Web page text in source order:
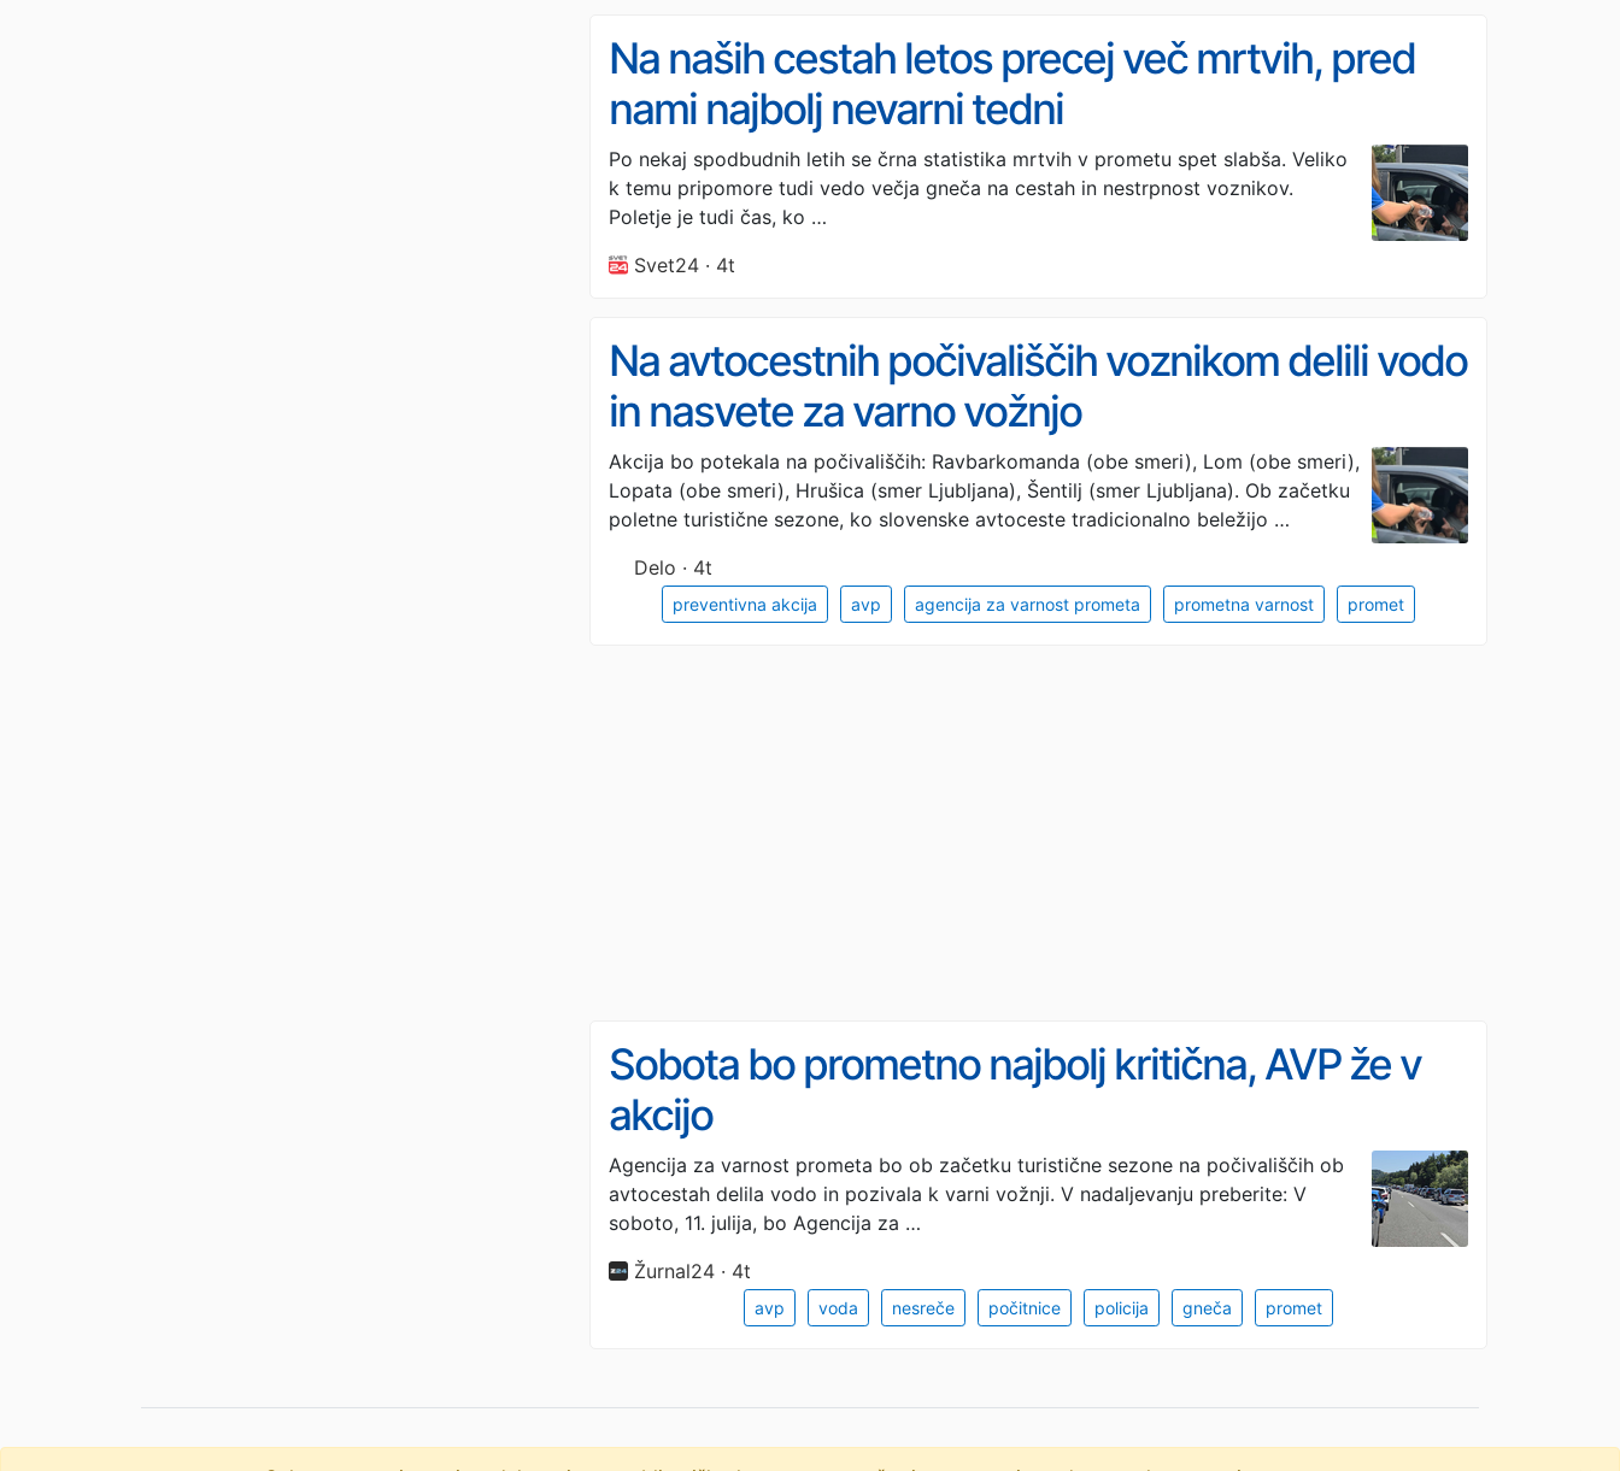
Na naših cestah letos precej več mrtvih, pred
nami najbolj nevarni tedni
Po nekaj spodbudnih letih se črna statistika mrtvih v prometu spet slabša. Veliko
k temu pripomore tudi vedo večja gneča na cestah in nestrpnost voznikov.
Poletje je tudi čas, ko …
Svet24 · 4t
Na avtocestnih počivališčih voznikom delili vodo
in nasvete za varno vožnjo
Akcija bo potekala na počivališčih: Ravbarkomanda (obe smeri), Lom (obe smeri),
Lopata (obe smeri), Hrušica (smer Ljubljana), Šentilj (smer Ljubljana). Ob začetku
poletne turistične sezone, ko slovenske avtoceste tradicionalno beležijo …
Delo · 4t
preventivna akcija avp agencija za varnost prometa prometna varnost promet
Sobota bo prometno najbolj kritična, AVP že v
akcijo
Agencija za varnost prometa bo ob začetku turistične sezone na počivališčih ob
avtocestah delila vodo in pozivala k varni vožnji. V nadaljevanju preberite: V
soboto, 11. julija, bo Agencija za …
Žurnal24 · 4t
avp voda nesreče počitnice policija gneča promet